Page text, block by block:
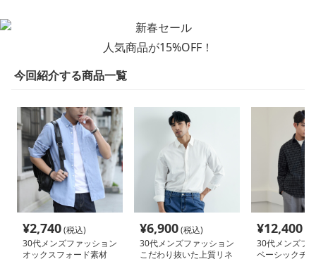
人気商品が15%OFF！
今回紹介する商品一覧
¥2,740(税込)
30代メンズファッション
オックスフォード素材
¥6,900(税込)
30代メンズファッション
こだわり抜いた上質リネ
¥12,400
30代メンズフ
ベーシックチ